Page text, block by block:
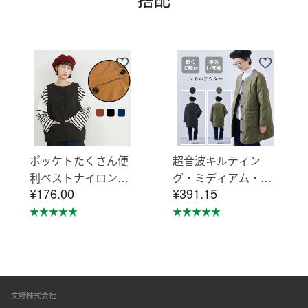
ポッケトたくさん便
利ベストナイロン素
材摩擦に強い KNNV
302
¥176.00
超音波キルティン
グ・ミディアム・ジ
ャケット・エシカル
アウター・コート K
¥391.15
文野株式会社